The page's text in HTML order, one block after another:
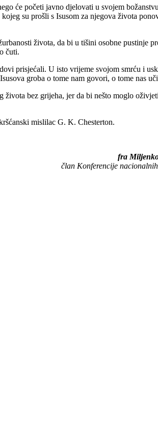
će početi javno djelovati u svojem
su prošli s Isusom za njegova života
života, da bi u tišini osobne pustinje
čuti.
prisjećali. U isto vrijeme svojom smrću i
groba o tome nam govori, o tome nas
bez grijeha, jer da bi nešto moglo
mislilac G. K. Chesterton.
fra
član Konferencije